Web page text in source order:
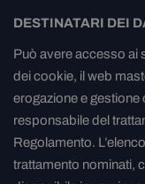
DESTINATARI DEI
Può avere accesso ai
dei cookie, il web
erogazione e gestione
responsabile del
Regolamento.
trattamento nominati,